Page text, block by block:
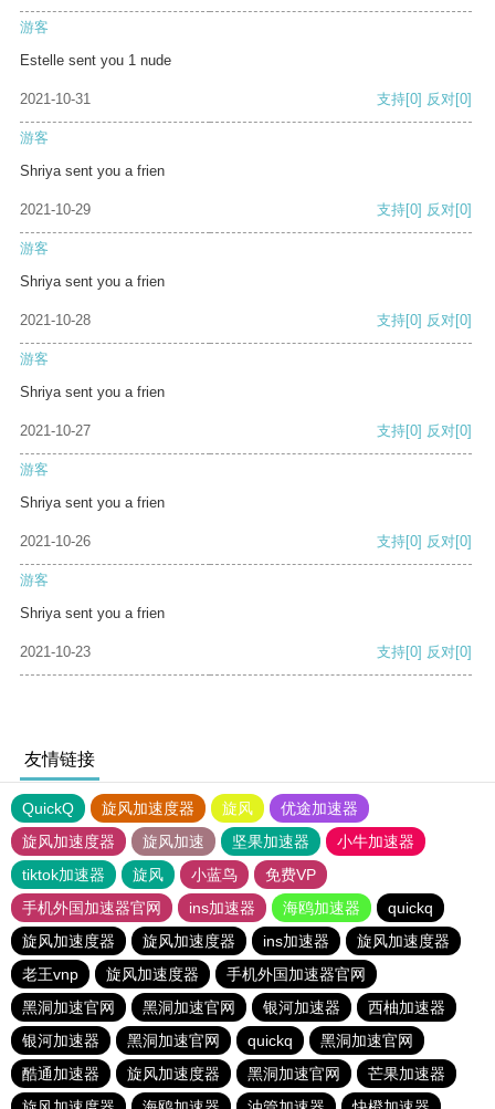
游客
Estelle sent you 1 nude
2021-10-31 支持[0] 反对[0]
游客
Shriya sent you a frien
2021-10-29 支持[0] 反对[0]
游客
Shriya sent you a frien
2021-10-28 支持[0] 反对[0]
游客
Shriya sent you a frien
2021-10-27 支持[0] 反对[0]
游客
Shriya sent you a frien
2021-10-26 支持[0] 反对[0]
游客
Shriya sent you a frien
2021-10-23 支持[0] 反对[0]
友情链接
QuickQ 旋风加速度器 旋风
优途加速器
旋风加速度器
旋风加速 坚果加速器
小牛加速器
tiktok加速器
旋风 小蓝鸟
免费VP
手机外国加速器官网
ins加速器 海鸥加速器
quickq
旋风加速度器
旋风加速度器 ins加速器
旋风加速度器
老王vnp
旋风加速度器
手机外国加速器官网
黑洞加速官网
黑洞加速官网 银河加速器
西柚加速器
银河加速器
黑洞加速官网 quickq
黑洞加速官网
酷通加速器
旋风加速度器 黑洞加速官网
芒果加速器